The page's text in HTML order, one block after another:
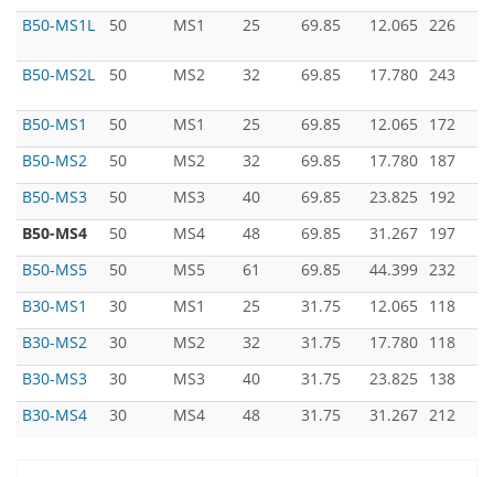
B50-MS1L
50 MS1 25 69.85 12.065
226
B50-MS2L
50 MS2 32 69.85 17.780 243
B50-MS1
50 MS1 25 69.85 12.065
172
B50-MS2
50 MS2 32 69.85 17.780 187
B50-MS3
50 MS3 40 69.85 23.825
192
B50-MS4
50 MS4 48 69.85 31.267 197
B50-MS5
50 MS5 61 69.85 44.399 232
B30-MS1
30 MS1 25 31.75 12.065
118
B30-MS2
30 MS2 32 31.75 17.780 118
B30-MS3
30 MS3 40 31.75 23.825
138
B30-MS4
30 MS4 48 31.75 31.267 212